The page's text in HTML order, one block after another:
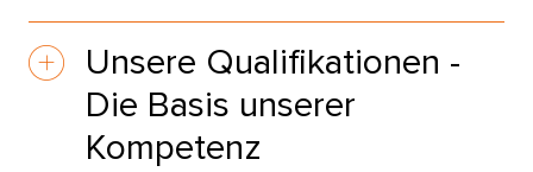
Unsere Qualifikationen -
Die Basis unserer
Kompetenz